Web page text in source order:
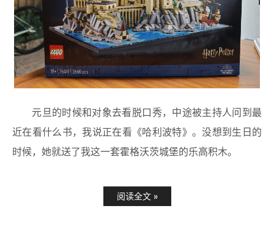
元旦的时候和对象去看脱口秀，中途被主持人问到最
近在看什么书，我说正在看《哈利波特》。没想到生日的
时候，她就送了我这一套霍格沃茨城堡的乐高积木。
阅读全文 »